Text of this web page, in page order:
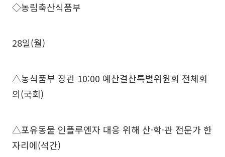
◇농림축산식품부
28일(월)
△농식품부 장관 10:00 예산결산특별위원회 전체회
의(국회)
△포유동물 인플루엔자 대응 위해 산·학·관 전문가 한
자리에(석간)